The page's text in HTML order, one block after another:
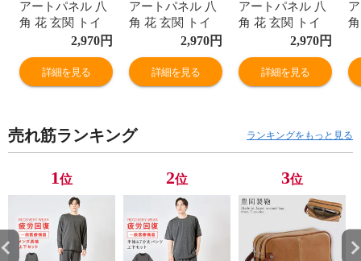
アートパネル 八
角 花 玄関 トイ
レ リビング 壁掛
け アート モダン
北欧 ミニ アート
フレーム キャン
壁飾り インテリ
ア おしゃれ ダン
ルアート 運気が
2,970円
詳細を見る
アートパネル 八
角 花 玄関 トイ
レ リビング 壁掛
け アート モダン
北欧 ミニ アート
フレーム キャン
壁飾り インテリ
ア おしゃれ ダン
ルアート 運気が
2,970円
詳細を見る
アートパネル 八
角 花 玄関 トイ
レ リビング 壁掛
け アート モダン
北欧 ミニ アート
フレーム キャン
壁飾り インテリ
ア おしゃれ ダン
ルアート 運気が
上がる
2,970円
詳細を見る
売れ筋ランキング ランキングをもっと見る
1位 2位 3位